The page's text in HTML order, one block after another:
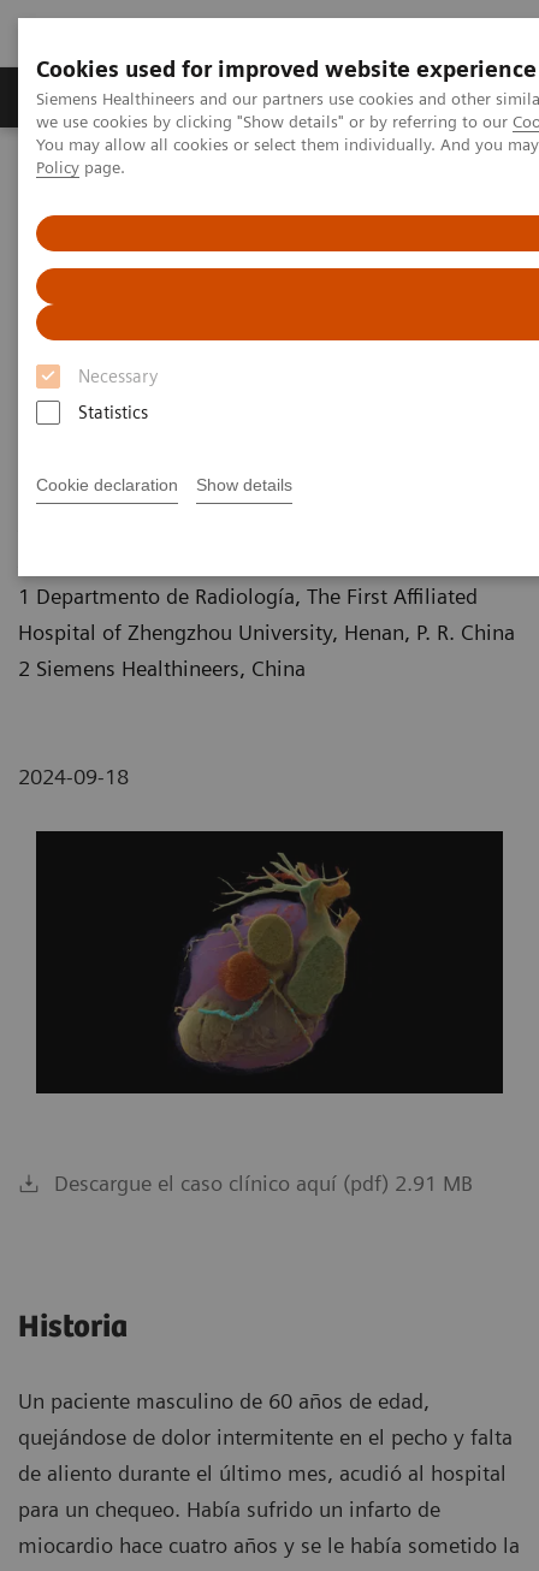
Cookies used for improved website experience
Siemens Healthineers and our partners use cookies and other
we use cookies by clicking "Show details" or by referring to our
You may allow all cookies or select them individually. And you
Policy page.
Necessary
Statistics
Cookie declaration Show details
Productos y servicios Especialidades Clínicas
Siemens Healthineers Latinoamérica
Computed Tomography News & Stories
Stents coronarios monovasos acompañados de placas de alto
riesgo
Stents coronarios monovasos
acompañados de placas de alto
riesgo
1 Departmento de Radiología, The First Affiliated
Hospital of Zhengzhou University, Henan, P. R. China
2 Siemens Healthineers, China
2024-09-18
Descargue el caso clínico aquí (pdf) 2.91 MB
Historia
Un paciente masculino de 60 años de edad,
quejándose de dolor intermitente en el pecho y falta
de aliento durante el último mes, acudió al hospital
para un chequeo. Había sufrido un infarto de
miocardio hace cuatro años y se le había sometido la